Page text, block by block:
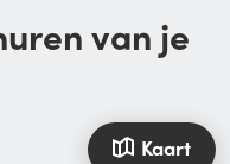
Kaart